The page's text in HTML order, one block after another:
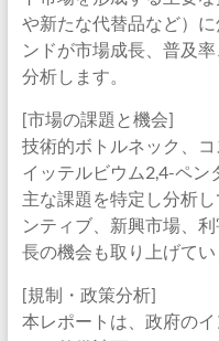
や新たな代替品など）
ンドが市場成長、普及
分析します。
[市場の課題と機会]
技術的ボトルネック、コ
イッテルビウム2,4-ペン
主な課題を特定し分析
ンティブ、新興市場、
長の機会も取り上げてい
[規制・政策分析]
本レポートは、政府の